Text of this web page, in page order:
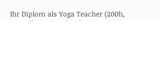
Ihr Diplom als Yoga Teacher (200h,
YogaAlliance) verbindet sie mit